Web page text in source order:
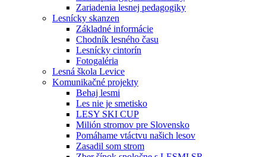
Zariadenia lesnej pedagogiky
Lesnícky skanzen
Základné informácie
Chodník lesného času
Lesnícky cintorín
Fotogaléria
Lesná škola Levice
Komunikačné projekty
Behaj lesmi
Les nie je smetisko
LESY SKI CUP
Milión stromov pre Slovensko
Pomáhame vtáctvu našich lesov
Zasadil som strom